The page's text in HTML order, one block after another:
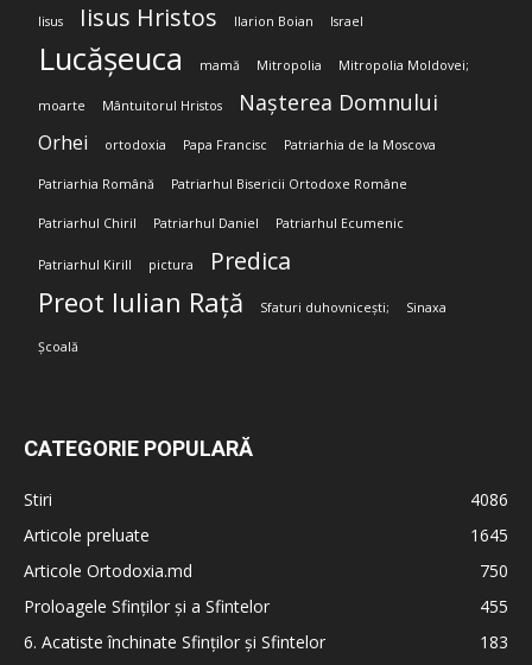
Iisus Iisus Hristos Ilarion Boian Israel
Lucășeuca mamă Mitropolia Mitropolia Moldovei;
moarte Mântuitorul Hristos Nașterea Domnului
Orhei ortodoxia Papa Francisc Patriarhia de la Moscova
Patriarhia Română Patriarhul Bisericii Ortodoxe Române
Patriarhul Chiril Patriarhul Daniel Patriarhul Ecumenic
Patriarhul Kirill pictura Predica
Preot Iulian Rață Sfaturi duhovnicești; Sinaxa
Școală
CATEGORIE POPULARĂ
Stiri
4086
Articole preluate
1645
Articole Ortodoxia.md
750
Proloagele Sfinților și a Sfintelor
455
6. Acatiste închinate Sfinților și Sfintelor
183